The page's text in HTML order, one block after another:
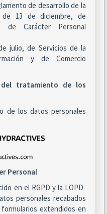
de desarrollo de la
de 13 de diciembre, de
de Carácter Personal
julio, de Servicios de la
y de Comercio
del tratamiento de los
de los datos personales
Personal
en el RGPD y la LOPD-
personales recabados
extendidos en